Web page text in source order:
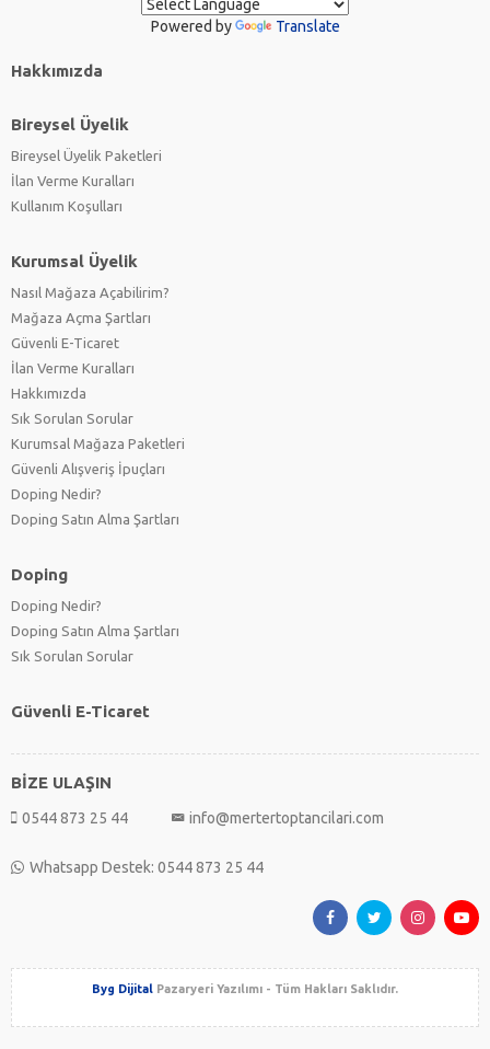
Powered by Translate
Hakkımızda
Bireysel Üyelik
Bireysel Üyelik Paketleri
İlan Verme Kuralları
Kullanım Koşulları
Kurumsal Üyelik
Nasıl Mağaza Açabilirim?
Mağaza Açma Şartları
Güvenli E-Ticaret
İlan Verme Kuralları
Hakkımızda
Sık Sorulan Sorular
Kurumsal Mağaza Paketleri
Güvenli Alışveriş İpuçları
Doping Nedir?
Doping Satın Alma Şartları
Doping
Doping Nedir?
Doping Satın Alma Şartları
Sık Sorulan Sorular
Güvenli E-Ticaret
BİZE ULAŞIN
0544 873 25 44 info@mertertoptancilari.com
Whatsapp Destek: 0544 873 25 44
Byg Dijital Pazaryeri Yazılımı - Tüm Hakları Saklıdır.